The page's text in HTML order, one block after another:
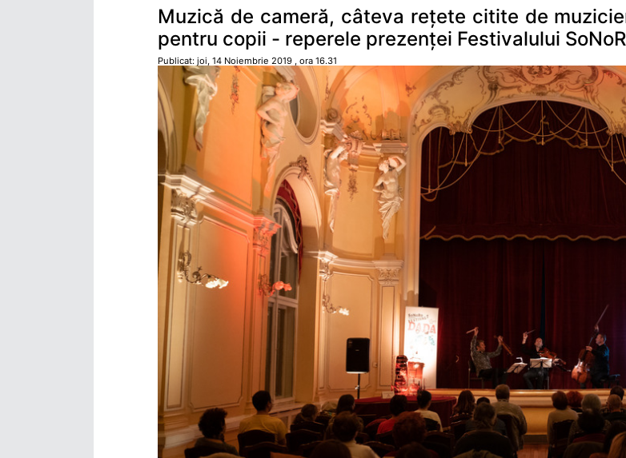
Muzică de cameră, câteva rețete citite de
pentru copii - reperele prezenței Festivalului
Publicat: joi, 14 Noiembrie 2019 , ora 16.31